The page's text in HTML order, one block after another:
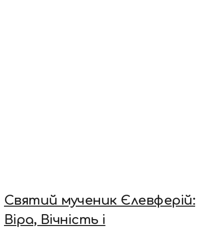
Святий мученик Єлевферій:
Віра, Вічність і